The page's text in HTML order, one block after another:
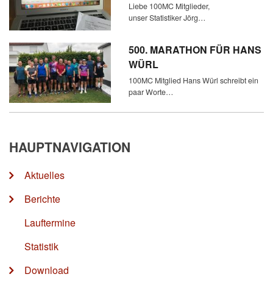
Liebe 100MC Mitglieder,
unser Statistiker Jörg…
500. MARATHON FÜR HANS
WÜRL
100MC Mitglied Hans Würl schreibt ein
paar Worte…
HAUPTNAVIGATION
Aktuelles
Berichte
Lauftermine
Statistik
Download